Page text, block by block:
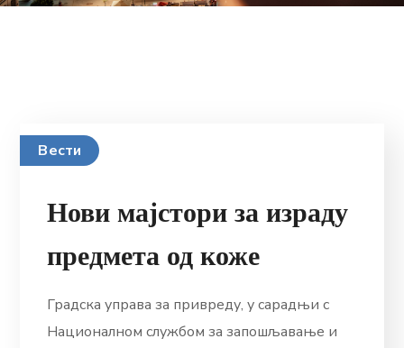
Вести
Нови мајстори за израду
предмета од коже
Градска управа за привреду, у сарадњи с
Националном службом за запошљавање и